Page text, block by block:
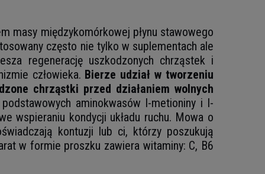
masy międzykomórkowej płynu stawowego
często nie tylko w suplementach ale
regenerację uszkodzonych chrząstek i
człowieka. Bierze udział w tworzeniu
chrząstki przed działaniem wolnych
aminokwasów l-metioniny i l-
wspieraniu kondycji układu ruchu. Mowa o
kontuzji lub ci, którzy poszukują
w formie proszku zawiera witaminy: C, B6